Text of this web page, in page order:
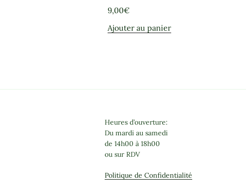
9,00€
Ajouter au panier
Heures d’ouverture:
Du mardi au samedi
de 14h00 à 18h00
ou sur RDV
Politique de Confidentialité